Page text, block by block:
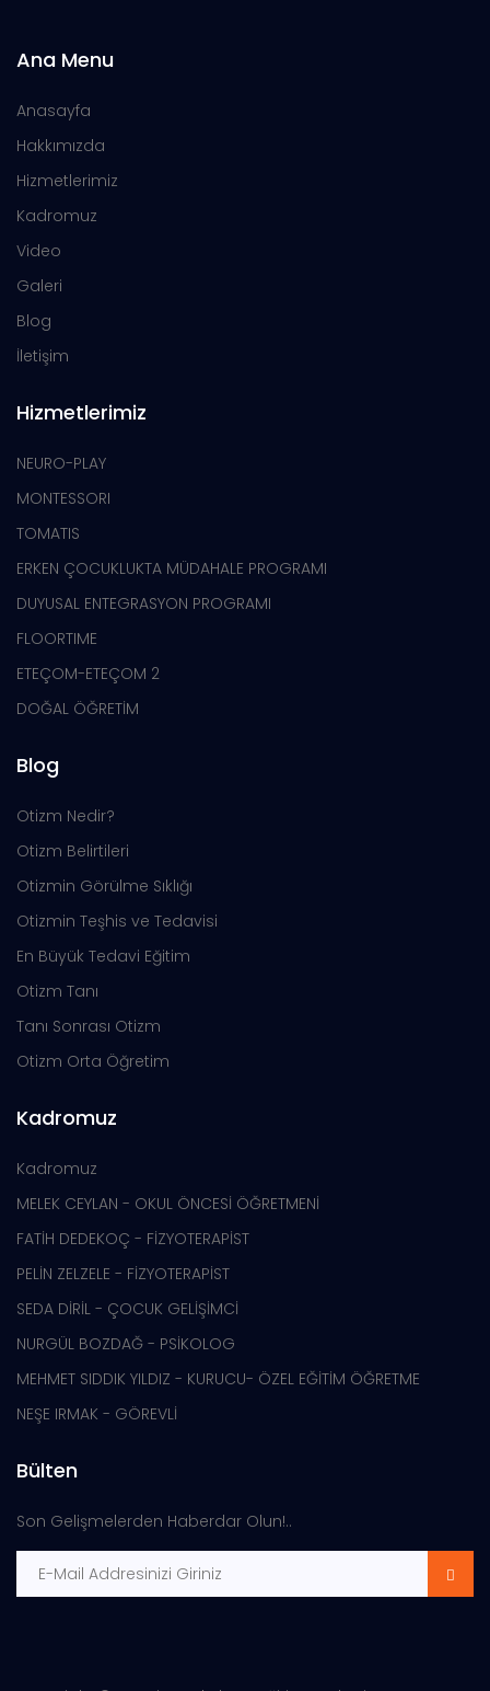
Ana Menu
Anasayfa
Hakkımızda
Hizmetlerimiz
Kadromuz
Video
Galeri
Blog
İletişim
Hizmetlerimiz
NEURO-PLAY
MONTESSORI
TOMATIS
ERKEN ÇOCUKLUKTA MÜDAHALE PROGRAMI
DUYUSAL ENTEGRASYON PROGRAMI
FLOORTIME
ETEÇOM-ETEÇOM 2
DOĞAL ÖĞRETİM
Blog
Otizm Nedir?
Otizm Belirtileri
Otizmin Görülme Sıklığı
Otizmin Teşhis ve Tedavisi
En Büyük Tedavi Eğitim
Otizm Tanı
Tanı Sonrası Otizm
Otizm Orta Öğretim
Kadromuz
Kadromuz
MELEK CEYLAN - OKUL ÖNCESİ ÖĞRETMENİ
FATİH DEDEKOÇ - FİZYOTERAPİST
PELİN ZELZELE - FİZYOTERAPİST
SEDA DİRİL - ÇOCUK GELİŞİMCİ
NURGÜL BOZDAĞ - PSİKOLOG
MEHMET SIDDIK YILDIZ - KURUCU- ÖZEL EĞİTİM ÖĞRETME
NEŞE IRMAK - GÖREVLİ
Bülten
Son Gelişmelerden Haberdar Olun!..